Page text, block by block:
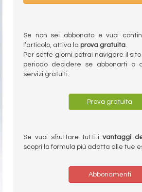
Se non sei abbonato e vuoi
l’articolo, attiva la prova gratuita.
Per sette giorni potrai navigare il
periodo decidere se abbonarti o
servizi gratuiti.
Prova gratuita
Se vuoi sfruttare tutti ivantaggi
scopri la formula più adatta alle tue
Abbonamenti